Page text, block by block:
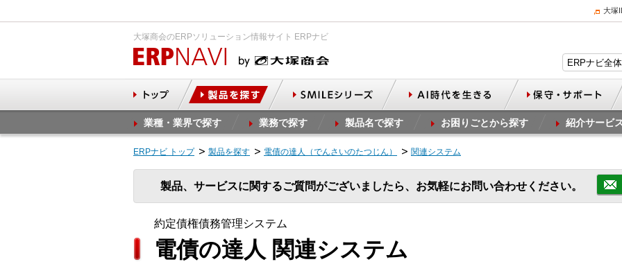
大塚
大塚商会のERPソリューション情報サイト ERPナビ
業種・業界で探す 業務で探す 製品名で探す お困りごとから探す 紹介サービ
ERPナビ トップ 製品を探す 電債の達人（でんさいのたつじん） 関連システム
製品、サービスに関するご質問がございましたら、お気軽にお問い合わせください。
約定債権債務管理システム
電債の達人 関連システム